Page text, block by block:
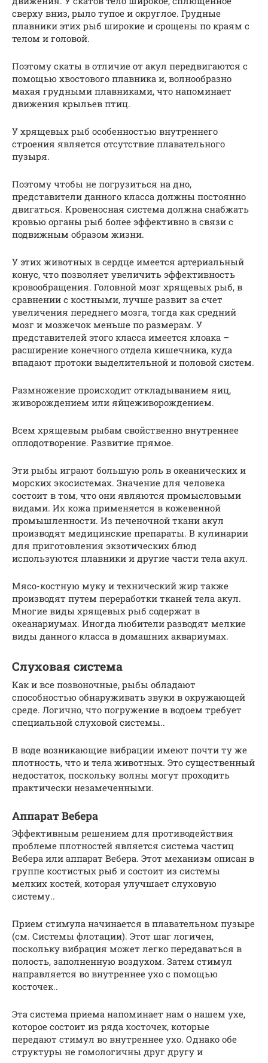
сверху вниз, рыло тупое и округлое. Грудные
плавники этих рыб широкие и срощены по краям с
телом и головой.
Поэтому скаты в отличие от акул передвигаются с
помощью хвостового плавника и, волнообразно
махая грудными плавниками, что напоминает
движения крыльев птиц.
У хрящевых рыб особенностью внутреннего
строения является отсутствие плавательного
пузыря.
Поэтому чтобы не погрузиться на дно,
представители данного класса должны постоянно
двигаться. Кровеносная система должна снабжать
кровью органы рыб более эффективно в связи с
подвижным образом жизни.
У этих животных в сердце имеется артериальный
конус, что позволяет увеличить эффективность
кровообращения. Головной мозг хрящевых рыб, в
сравнении с костными, лучше развит за счет
увеличения переднего мозга, тогда как средний
мозг и мозжечок меньше по размерам. У
представителей этого класса имеется клоака –
расширение конечного отдела кишечника, куда
впадают протоки выделительной и половой систем.
Размножение происходит откладыванием яиц,
живорождением или яйцеживорождением.
Всем хрящевым рыбам свойственно внутреннее
оплодотворение. Развитие прямое.
Эти рыбы играют большую роль в океанических и
морских экосистемах. Значение для человека
состоит в том, что они являются промысловыми
видами. Их кожа применяется в кожевенной
промышленности. Из печеночной ткани акул
производят медицинские препараты. В кулинарии
для приготовления экзотических блюд
используются плавники и другие части тела акул.
Мясо-костную муку и технический жир также
производят путем переработки тканей тела акул.
Многие виды хрящевых рыб содержат в
океанариумах. Иногда любители разводят мелкие
виды данного класса в домашних аквариумах.
Слуховая система
Как и все позвоночные, рыбы обладают
способностью обнаруживать звуки в окружающей
среде. Логично, что погружение в водоем требует
специальной слуховой системы..
В воде возникающие вибрации имеют почти ту же
плотность, что и тела животных. Это существенный
недостаток, поскольку волны могут проходить
практически незамеченными.
Аппарат Вебера
Эффективным решением для противодействия
проблеме плотностей является система частиц
Вебера или аппарат Вебера. Этот механизм описан в
группе костистых рыб и состоит из системы
мелких костей, которая улучшает слуховую
систему..
Прием стимула начинается в плавательном пузыре
(см. Системы флотации). Этот шаг логичен,
поскольку вибрация может легко передаваться в
полость, заполненную воздухом. Затем стимул
направляется во внутреннее ухо с помощью
косточек..
Эта система приема напоминает нам о нашем ухе,
которое состоит из ряда косточек, которые
передают стимул во внутреннее ухо. Однако обе
структуры не гомологичны друг другу и